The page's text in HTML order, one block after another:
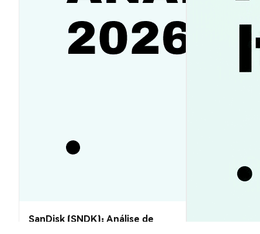
SanDisk (SNDK): Análise de